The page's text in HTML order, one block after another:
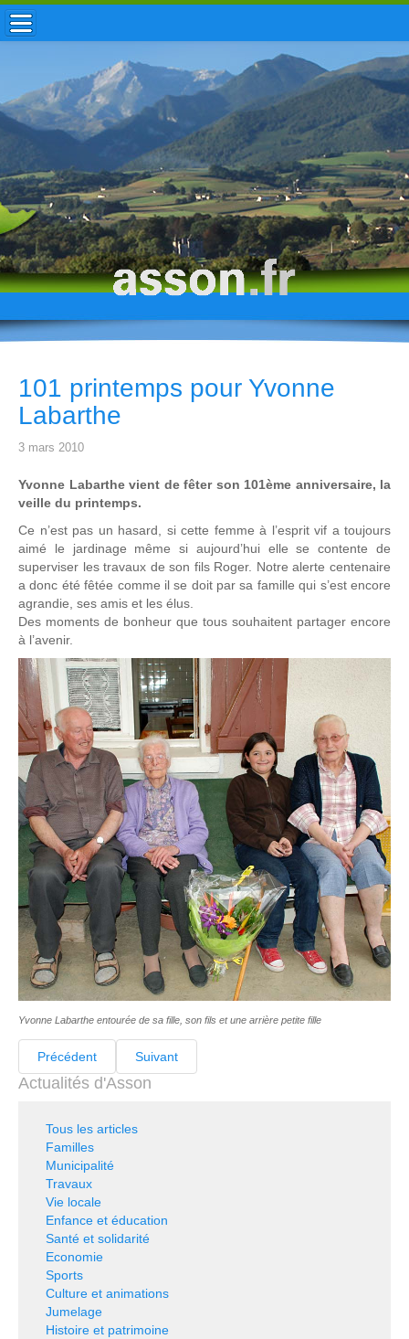
ACCUEIL / INFOS
MUNICIPALITÉ
VIE LOCALE
ENFANCE
TOURISME
HISTOIRE
101 printemps pour Yvonne
Labarthe
3 mars 2010
Yvonne Labarthe vient de fêter son 101ème anniversaire, la
veille du printemps.
Ce n’est pas un hasard, si cette femme à l’esprit vif a toujours
aimé le jardinage même si aujourd’hui elle se contente de
superviser les travaux de son fils Roger. Notre alerte centenaire
a donc été fêtée comme il se doit par sa famille qui s’est encore
agrandie, ses amis et les élus.
Des moments de bonheur que tous souhaitent partager encore
à l’avenir.
Yvonne Labarthe entourée de sa fille, son fils et une arrière petite fille
Précédent Suivant
Actualités d'Asson
Tous les articles
Familles
Municipalité
Travaux
Vie locale
Enfance et éducation
Santé et solidarité
Economie
Sports
Culture et animations
Jumelage
Histoire et patrimoine